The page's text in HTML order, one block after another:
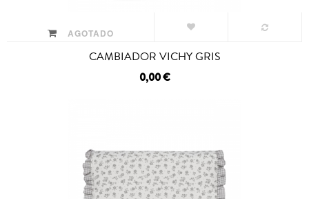
AGOTADO
CAMBIADOR VICHY GRIS
0,00 €